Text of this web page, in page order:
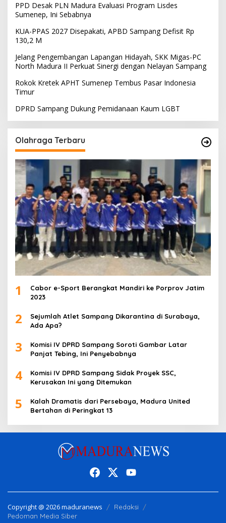
PPD Desak PLN Madura Evaluasi Program Lisdes
Sumenep, Ini Sebabnya
KUA-PPAS 2027 Disepakati, APBD Sampang Defisit Rp
130,2 M
Jelang Pengembangan Lapangan Hidayah, SKK Migas-PC
North Madura II Perkuat Sinergi dengan Nelayan Sampang
Rokok Kretek APHT Sumenep Tembus Pasar Indonesia
Timur
DPRD Sampang Dukung Pemidanaan Kaum LGBT
Olahraga Terbaru
1
Cabor e-Sport Berangkat Mandiri ke Porprov Jatim
2023
2
Sejumlah Atlet Sampang Dikarantina di Surabaya,
Ada Apa?
3
Komisi IV DPRD Sampang Soroti Gambar Latar
Panjat Tebing, Ini Penyebabnya
4
Komisi IV DPRD Sampang Sidak Proyek SSC,
Kerusakan Ini yang Ditemukan
5
Kalah Dramatis dari Persebaya, Madura United
Bertahan di Peringkat 13
Copyright @ 2026 maduranews
Redaksi
Pedoman Media Siber